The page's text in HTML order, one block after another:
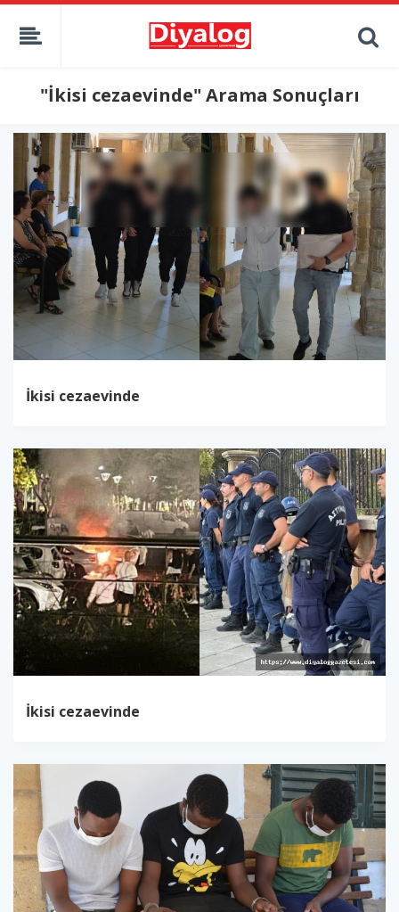
"İkisi cezaevinde" Arama Sonuçları
İkisi cezaevinde
İkisi cezaevinde